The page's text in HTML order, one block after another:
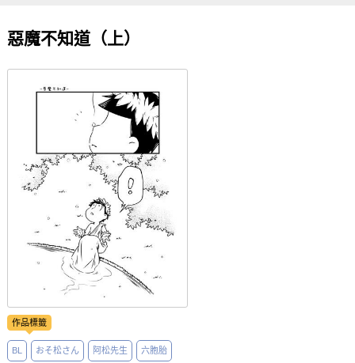
會員功能選單
註冊會員
登入
惡魔不知道（上）
作品標籤
BL おそ松さん 阿松先生 六胞胎